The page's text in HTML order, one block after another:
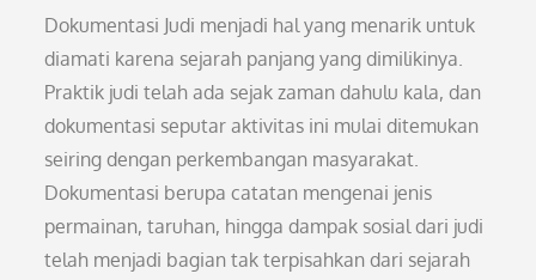
Dokumentasi Judi menjadi hal yang menarik untuk
diamati karena sejarah panjang yang dimilikinya.
Praktik judi telah ada sejak zaman dahulu kala, dan
dokumentasi seputar aktivitas ini mulai ditemukan
seiring dengan perkembangan masyarakat.
Dokumentasi berupa catatan mengenai jenis
permainan, taruhan, hingga dampak sosial dari judi
telah menjadi bagian tak terpisahkan dari sejarah